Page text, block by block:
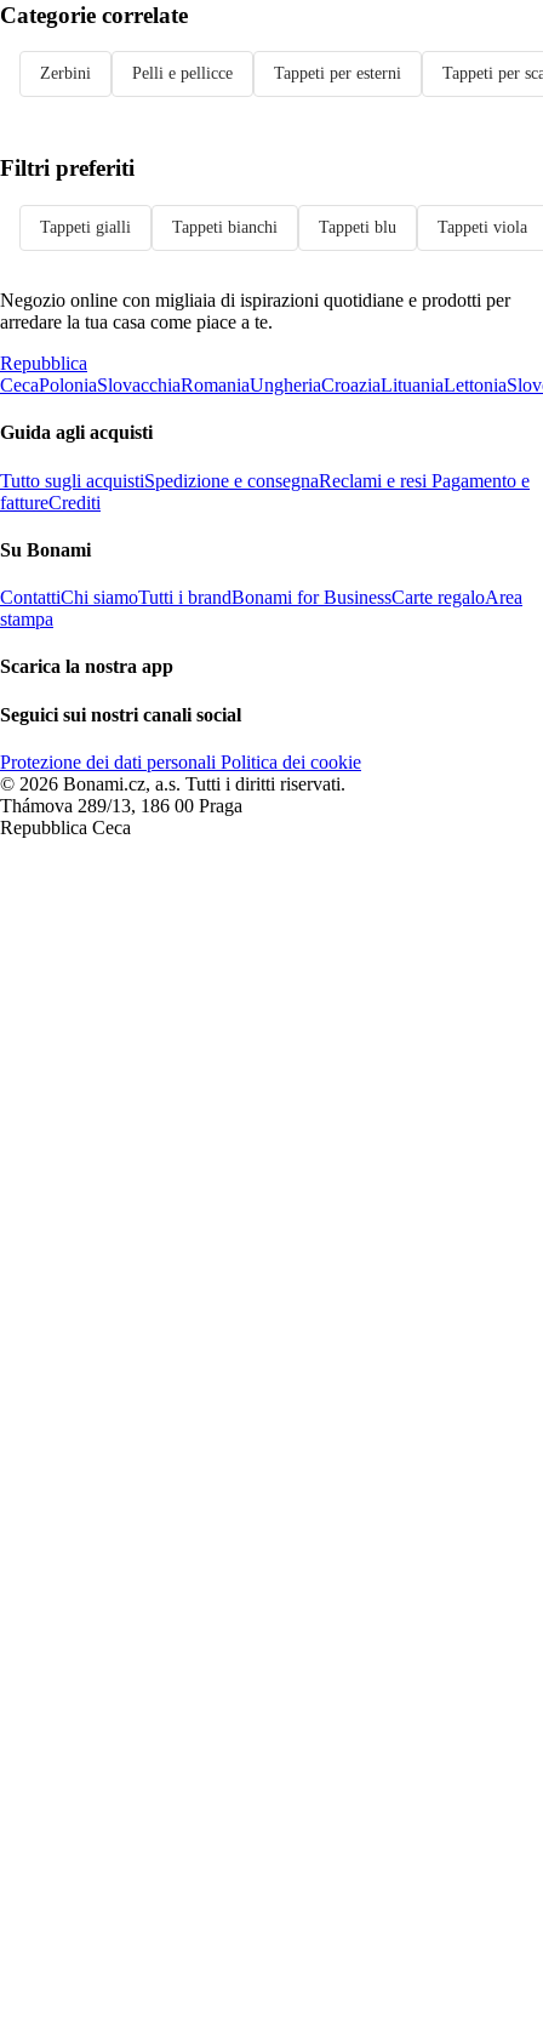
Categorie correlate
Zerbini Pelli e pellicce Tappeti per esterni Tappeti per
Filtri preferiti
Tappeti gialli Tappeti bianchi Tappeti blu Tappeti viola
Negozio online con migliaia di ispirazioni quotidiane e prodotti per
arredare la tua casa come piace a te.
Repubblica
CecaPoloniaSlovacchiaRomaniaUngheriaCroaziaLituaniaLettonia
Guida agli acquisti
Tutto sugli acquistiSpedizione e consegnaReclami e resi Pagamento e
fattureCrediti
Su Bonami
ContattiChi siamoTutti i brandBonami for BusinessCarte regaloArea
stampa
Scarica la nostra app
Seguici sui nostri canali social
Protezione dei dati personali Politica dei cookie
© 2026 Bonami.cz, a.s. Tutti i diritti riservati.
Thámova 289/13, 186 00 Praga
Repubblica Ceca